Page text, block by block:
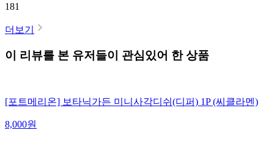
181
더보기
이 리뷰를 본 유저들이 관심있어 한 상품
[포트메리온] 보타닉가든 미니사각디쉬(디퍼) 1P (씨클라멘)
8,000원